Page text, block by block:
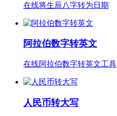
在线将生辰八字转为日期
阿拉伯数字转英文
在线阿拉伯数字转英文工具
人民币转大写